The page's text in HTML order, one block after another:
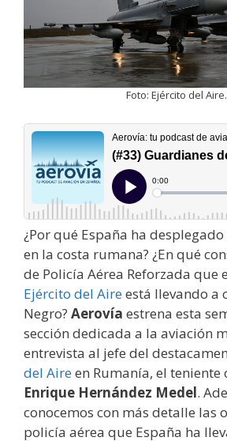
Foto: Ejército del Aire.
¿Por qué España ha
en la costa rumana? ¿En qué
de Policía Aérea Reforzada que
Ejército del Aireestá llevando a
Negro? Aerovía estrena esta
sección dedicada a la aviación
entrevista al jefe del
del Aireen Rumanía, el teniente
Enrique Hernández Medel.
conocemos con más detalle las
policía aérea que España ha